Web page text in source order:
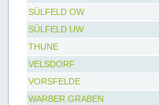
SÜLFELD OW
SÜLFELD UW
THUNE
VELSDORF
VORSFELDE
WARBER GRABEN